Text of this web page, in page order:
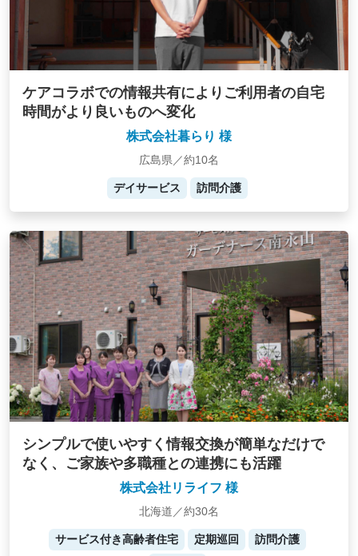
ケアコラボでの情報共有によりご利用者の自宅
時間がより良いものへ変化
株式会社暮らり 様
広島県／約10名
デイサービス 訪問介護
シンプルで使いやすく情報交換が簡単なだけで
なく、ご家族や多職種との連携にも活躍
株式会社リライフ 様
北海道／約30名
サービス付き高齢者住宅 定期巡回 訪問介護